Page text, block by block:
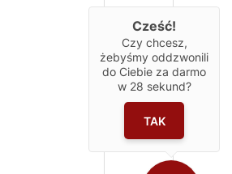
Cześć!
Czy chcesz,
żebyśmy oddzwonili
do Ciebie za darmo
w 28 sekund?
TAK